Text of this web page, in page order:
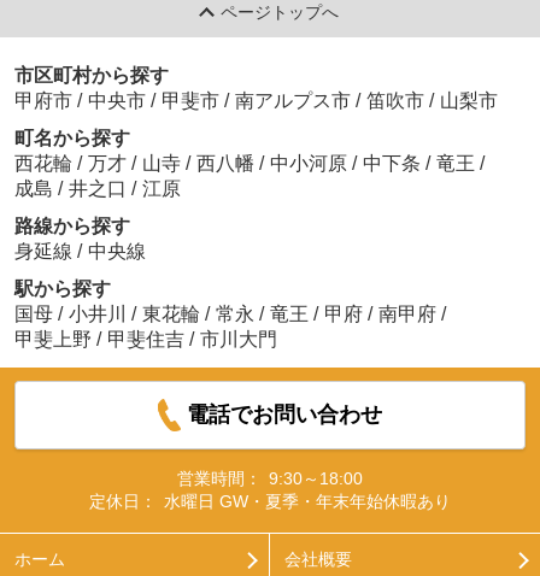
ページトップへ
市区町村から探す
甲府市 / 中央市 / 甲斐市 / 南アルプス市 / 笛吹市 / 山梨市
町名から探す
西花輪 / 万才 / 山寺 / 西八幡 / 中小河原 / 中下条 / 竜王 /
成島 / 井之口 / 江原
路線から探す
身延線 / 中央線
駅から探す
国母 / 小井川 / 東花輪 / 常永 / 竜王 / 甲府 / 南甲府 /
甲斐上野 / 甲斐住吉 / 市川大門
電話でお問い合わせ
営業時間：
9:30～18:00
定休日：
水曜日 GW・夏季・年末年始休暇あり
ホーム 会社概要